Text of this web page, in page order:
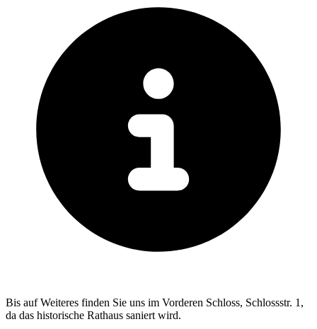
Bis auf Weiteres finden Sie uns im Vorderen Schloss, Schlossstr. 1,
da das historische Rathaus saniert wird.